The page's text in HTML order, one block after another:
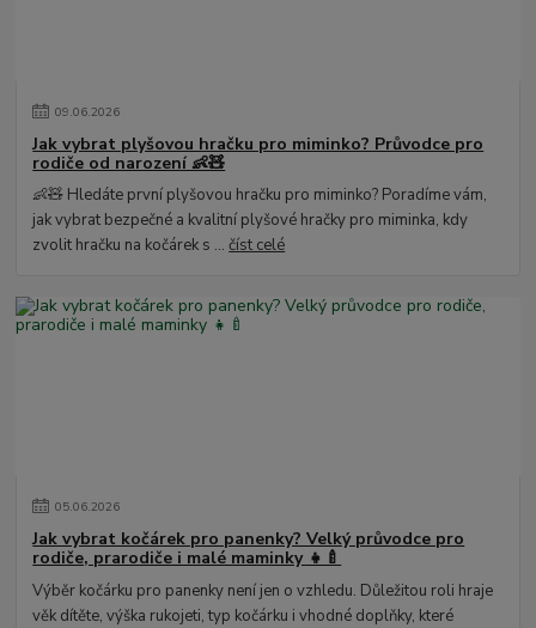
09.06.2026
Jak vybrat plyšovou hračku pro miminko? Průvodce pro
rodiče od narození 👶🧸
👶🧸 Hledáte první plyšovou hračku pro miminko? Poradíme vám,
jak vybrat bezpečné a kvalitní plyšové hračky pro miminka, kdy
zvolit hračku na kočárek s ...číst celé
05.06.2026
Jak vybrat kočárek pro panenky? Velký průvodce pro
rodiče, prarodiče i malé maminky 👧🍼
Výběr kočárku pro panenky není jen o vzhledu. Důležitou roli hraje
věk dítěte, výška rukojeti, typ kočárku i vhodné doplňky, které